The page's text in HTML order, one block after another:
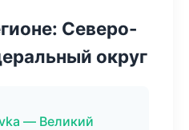
Северо-
округ
— Великий